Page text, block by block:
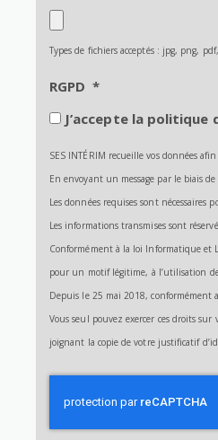
Types de fichiers acceptés : jpg, png,
RGPD *
J’accepte la
SES INTÉRIM recueille vos données
En envoyant un message par le biais
Les données requises sont
Les informations transmises sont
Conformément à la loi Informatique et
pour un motif légitime, à l’utilisation
Depuis le 25 mai 2018, conformément
Vous seul pouvez exercer ces droits sur
joignant la copie de votre justificatif
Recaptcha